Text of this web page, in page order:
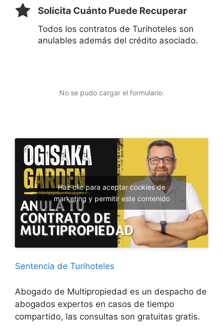
Solicita Cuánto Puede Recuperar
Todos los contratos de Turihoteles son
anulables además del crédito asociado.
No se pudo cargar el formulario.
Haz clic para aceptar cookies de
marketing y permitir este contenido
Sentencia de Turihoteles
Abogado de Multipropiedad es un despacho de
abogados expertos en casos de tiempo
compartido, las consultas son gratuitas gratis.